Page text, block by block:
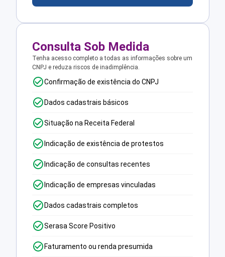
Consulta Sob Medida
Tenha acesso completo a todas as informações sobre um
CNPJ e reduza riscos de inadimplência.
Confirmação de existência do CNPJ
Dados cadastrais básicos
Situação na Receita Federal
Indicação de existência de protestos
Indicação de consultas recentes
Indicação de empresas vinculadas
Dados cadastrais completos
Serasa Score Positivo
Faturamento ou renda presumida